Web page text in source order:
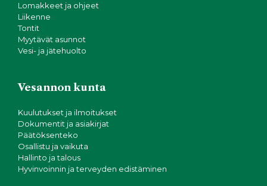
Lomakkeet ja ohjeet
Liikenne
Tontit
Myytävät asunnot
Vesi- ja jätehuolto
Vesannon kunta
Kuulutukset ja ilmoitukset
Dokumentit ja asiakirjat
Päätöksenteko
Osallistu ja vaikuta
Hallinto ja talous
Hyvinvoinnin ja terveyden edistäminen